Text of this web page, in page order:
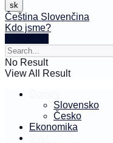
sk
Čeština Slovenčina
Kdo jsme?
No Result
View All Result
Slovensko
Česko
Ekonomika